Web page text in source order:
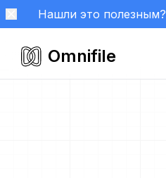
Нашли это полезным?
Omnifile